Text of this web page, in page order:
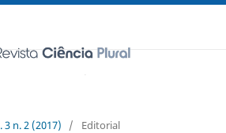
3 n. 2 (2017) / Editorial